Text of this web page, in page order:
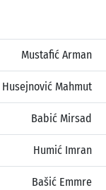
Mustafić Arman
Husejnović Mahmut
Babić Mirsad
Humić Imran
Bašić Emmre